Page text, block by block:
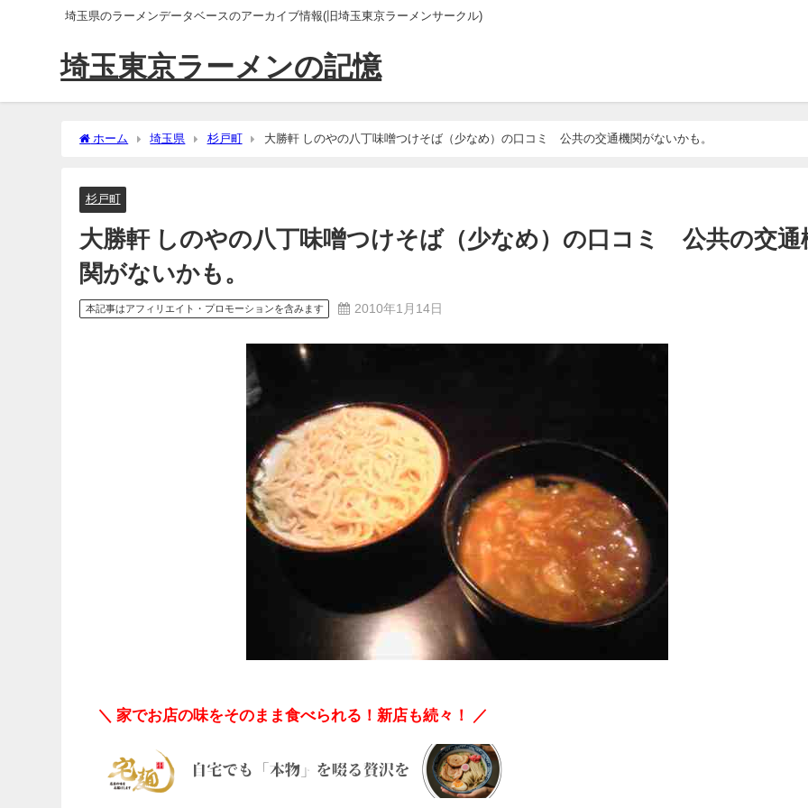
埼玉県のラーメンデータベースのアーカイブ情報(旧埼玉東京ラーメンサークル)
埼玉東京ラーメンの記憶
ホーム 埼玉県 杉戸町 大勝軒 しのやの八丁味噌つけそば（少なめ）の口コミ 公共の交通機関がないかも。
杉戸町
大勝軒 しのやの八丁味噌つけそば（少なめ）の口コミ 公共の交通
関がないかも。
本記事はアフィリエイト・プロモーションを含みます 2010年1月14日
＼ 家でお店の味をそのまま食べられる！新店も続々！ ／